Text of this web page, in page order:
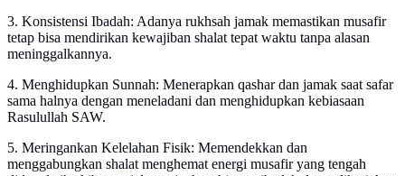
3. Konsistensi Ibadah: Adanya rukhsah jamak memastikan musafir
tetap bisa mendirikan kewajiban shalat tepat waktu tanpa alasan
meninggalkannya.
4. Menghidupkan Sunnah: Menerapkan qashar dan jamak saat safar
sama halnya dengan meneladani dan menghidupkan kebiasaan
Rasulullah SAW.
5. Meringankan Kelelahan Fisik: Memendekkan dan
menggabungkan shalat menghemat energi musafir yang tengah